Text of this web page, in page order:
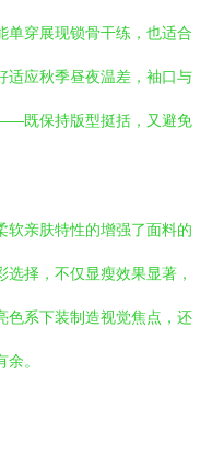
单穿展现锁骨干练，也适合
适应秋季昼夜温差，袖口与
既保持版型挺括，又避免
软亲肤特性的增强了面料的
择，不仅显瘦效果显著，
色系下装制造视觉焦点，还
。